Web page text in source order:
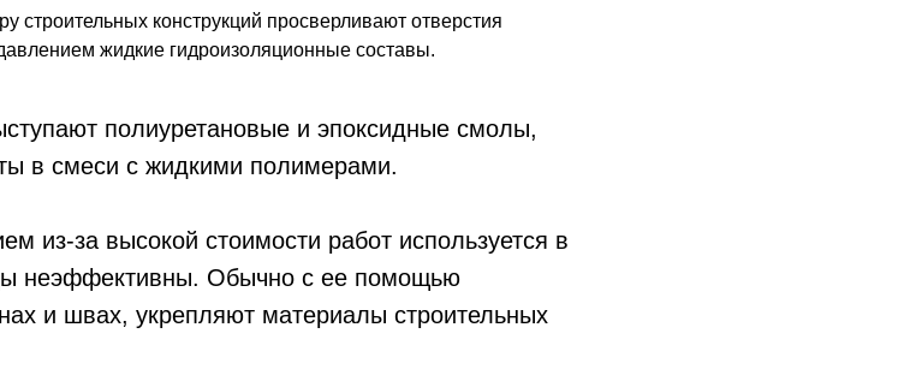
строительных конструкций просверливают отверстия
жидкие гидроизоляционные составы.
полиуретановые и эпоксидные смолы,
в смеси с жидкими полимерами.
из-за высокой стоимости работ используется в
неэффективны. Обычно с ее помощью
и швах, укрепляют материалы строительных